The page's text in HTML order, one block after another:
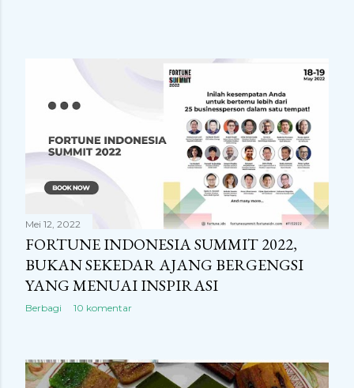
Mei 12, 2022
FORTUNE INDONESIA SUMMIT 2022,
BUKAN SEKEDAR AJANG BERGENGSI
YANG MENUAI INSPIRASI
Berbagi 10 komentar